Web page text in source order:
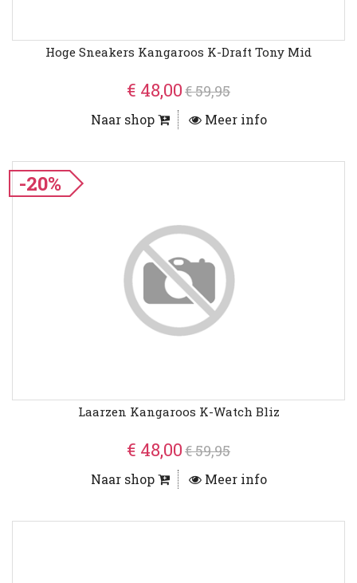
Hoge Sneakers Kangaroos K-Draft Tony Mid
€ 48,00€ 59,95
Naar shop Meer info
-20%
Laarzen Kangaroos K-Watch Bliz
€ 48,00€ 59,95
Naar shop Meer info